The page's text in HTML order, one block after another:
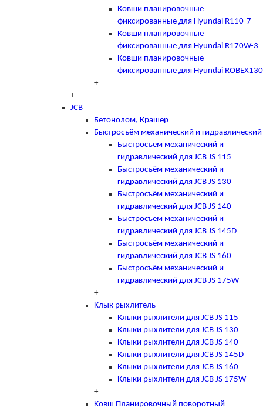
Ковши планировочные
фиксированные для Hyundai R110-7
Ковши планировочные
фиксированные для Hyundai R170W-3
Ковши планировочные
фиксированные для Hyundai ROBEX130
+
+
JCB
Бетонолом, Крашер
Быстросъём механический и гидравлический
Быстросъём механический и
гидравлический для JCB JS 115
Быстросъём механический и
гидравлический для JCB JS 130
Быстросъём механический и
гидравлический для JCB JS 140
Быстросъём механический и
гидравлический для JCB JS 145D
Быстросъём механический и
гидравлический для JCB JS 160
Быстросъём механический и
гидравлический для JCB JS 175W
+
Клык рыхлитель
Клыки рыхлители для JCB JS 115
Клыки рыхлители для JCB JS 130
Клыки рыхлители для JCB JS 140
Клыки рыхлители для JCB JS 145D
Клыки рыхлители для JCB JS 160
Клыки рыхлители для JCB JS 175W
+
Ковш Планировочный поворотный